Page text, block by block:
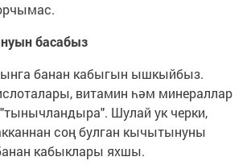
басабыз
банан кабыгын ышкыйбыз.
витамин һәм минераллар
Шулай ук черки,
соң булган кычытынуны
кабыклары яхшы.